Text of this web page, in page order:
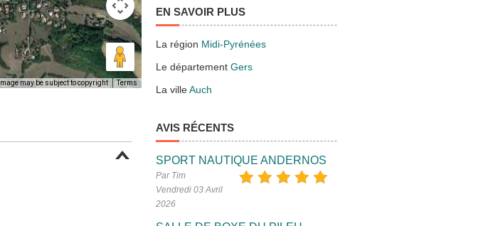
Image may be subject to copyright Terms
EN SAVOIR PLUS
La région Midi-Pyrénées
Le département Gers
La villeAuch
AVIS RÉCENTS
SPORT NAUTIQUE ANDERNOS
Par Tim
Vendredi 03 Avril
2026